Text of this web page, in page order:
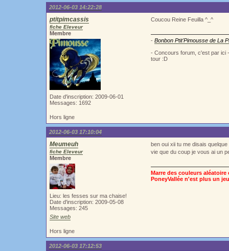
2012-06-03 14:22:28
ptitpimcassis
fiche Eleveur
Membre
Date d'inscription: 2009-06-01
Messages: 1692
Coucou Reine Feuilla ^_^
- Bonbon Ptit'Pimousse de La
- Concours forum, c'est par ici
tour :D
Hors ligne
2012-06-03 17:10:04
Meumeuh
fiche Eleveur
Membre
Lieu: les fesses sur ma chaise!
Date d'inscription: 2009-05-08
Messages: 245
Site web
ben oui xii tu me disais
vie que du coup je vous ai un
Marre des couleurs
PoneyVallée n'est plus un
Hors ligne
2012-06-03 17:12:53